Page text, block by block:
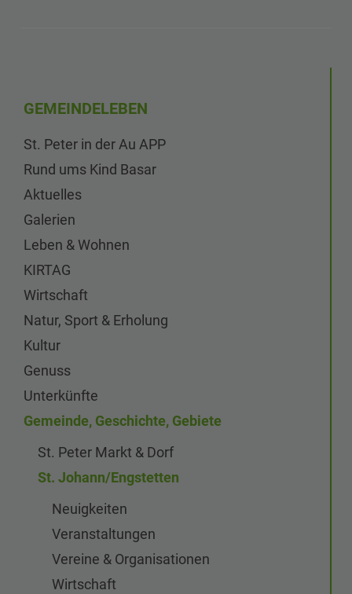
GEMEINDELEBEN
St. Peter in der Au APP
Rund ums Kind Basar
Aktuelles
Galerien
Leben & Wohnen
KIRTAG
Wirtschaft
Natur, Sport & Erholung
Kultur
Genuss
Unterkünfte
Gemeinde, Geschichte, Gebiete
St. Peter Markt & Dorf
St. Johann/Engstetten
Neuigkeiten
Veranstaltungen
Vereine & Organisationen
Wirtschaft